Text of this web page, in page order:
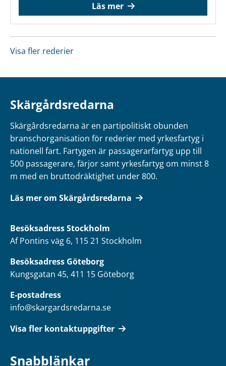
Läs mer
Visa fler rederier
Skärgårdsredarna
Skärgårdsredarna är en partipolitiskt obunden
branschorganisation för rederier med yrkesfartyg i
nationell fart. Fartygen är passagerarfartyg upp till
500 passagerare, färjor samt yrkesfartyg om minst 8
m med en bruttodräktighet under 800.
Läs mer om Skärgårdsredarna
BesöksadressStockholm
Af Pontins väg 6, 115 21 Stockholm
Besöksadress Göteborg
Kungsgatan 45, 411 15 Göteborg
E-postadress
info@skargardsredarna.se
Visa fler kontaktuppgifter
Snabblänkar